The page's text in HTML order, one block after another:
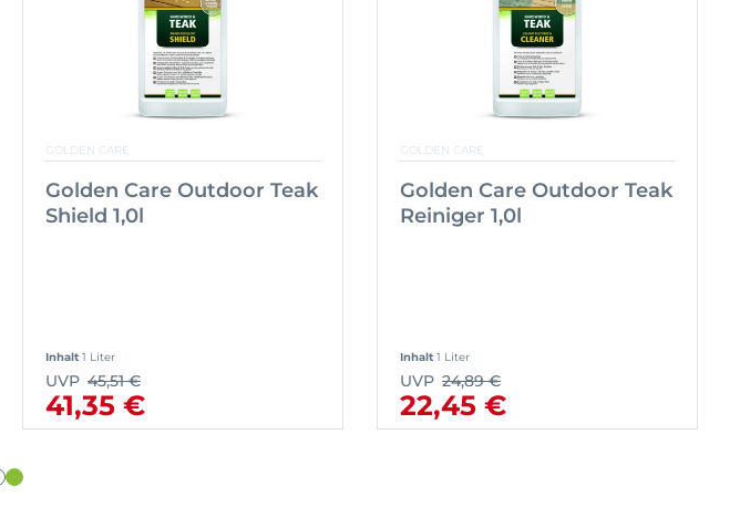
GOLDEN CARE
Golden Care Outdoor Teak
Shield 1,0l
Inhalt 1 Liter
UVP 45,51 €
41,35 €
GOLDEN CARE
Golden Care Outdoor Teak
Reiniger 1,0l
Inhalt 1 Liter
UVP 24,89 €
22,45 €